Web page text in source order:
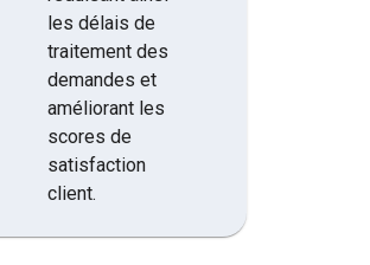
les délais de
traitement des
demandes et
améliorant les
scores de
satisfaction
client.